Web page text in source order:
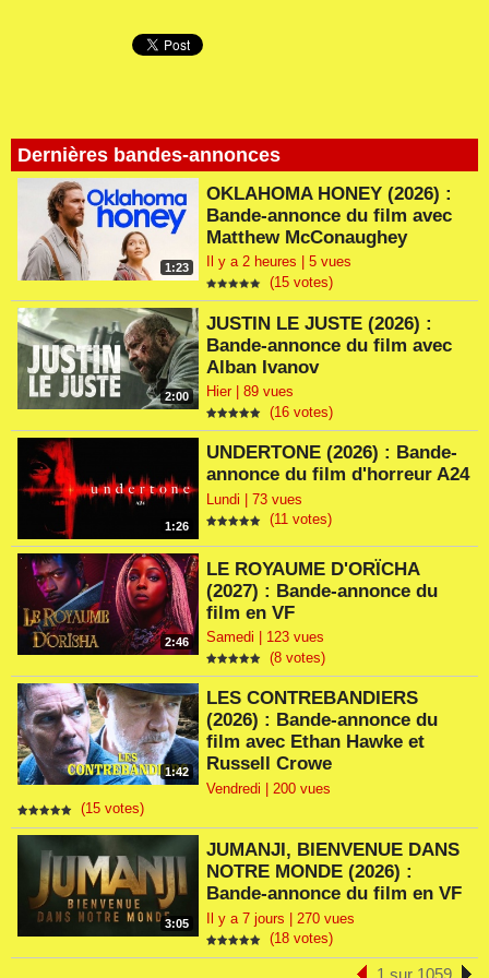
Dernières bandes-annonces
1:23
OKLAHOMA HONEY (2026) :
Bande-annonce du film avec
Matthew McConaughey
Il y a 2 heures | 5 vues
(15 votes)
2:00
JUSTIN LE JUSTE (2026) :
Bande-annonce du film avec
Alban Ivanov
Hier | 89 vues
(16 votes)
1:26
UNDERTONE (2026) : Bande-
annonce du film d'horreur A24
Lundi | 73 vues
(11 votes)
2:46
LE ROYAUME D'ORÏCHA
(2027) : Bande-annonce du
film en VF
Samedi | 123 vues
(8 votes)
1:42
LES CONTREBANDIERS
(2026) : Bande-annonce du
film avec Ethan Hawke et
Russell Crowe
Vendredi | 200 vues
(15 votes)
3:05
JUMANJI, BIENVENUE DANS
NOTRE MONDE (2026) :
Bande-annonce du film en VF
Il y a 7 jours | 270 vues
(18 votes)
1 sur 1059